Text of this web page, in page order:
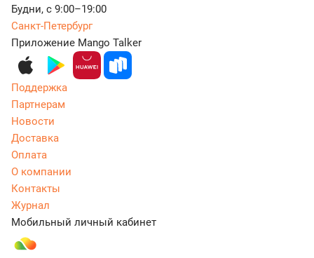
Будни, с 9:00–19:00
Санкт-Петербург
Приложение Mango Talker
Поддержка
Партнерам
Новости
Доставка
Оплата
О компании
Контакты
Журнал
Мобильный личный кабинет